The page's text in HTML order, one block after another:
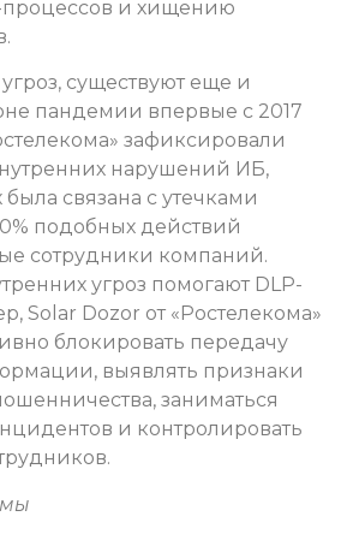
процессов и хищению
существуют еще и
пандемии впервые с 2017
зафиксировали
нарушений ИБ,
связана с утечками
подобных действий
сотрудники компаний.
угроз помогают DLP-
Solar Dozor от «Ростелекома»
блокировать передачу
выявлять признаки
заниматься
и контролировать